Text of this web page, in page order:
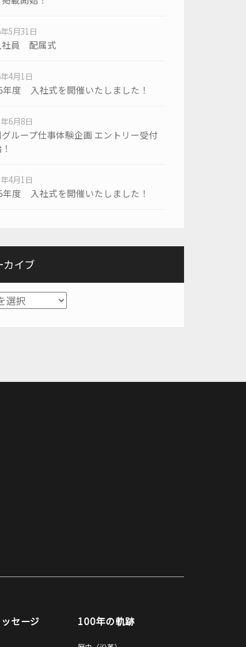
5月31日
社員 配属式
4月1日
年度 入社式を開催いたしました！
6月8日
ループ仕事体験企画 エントリー受付
4月1日
年度 入社式を開催いたしました！
カイブ
セージ 100年の軌跡